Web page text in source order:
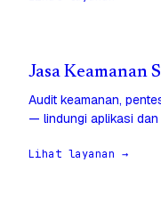
Jasa Keamanan
Audit keamanan,
— lindungi aplikasi
Lihat layanan →